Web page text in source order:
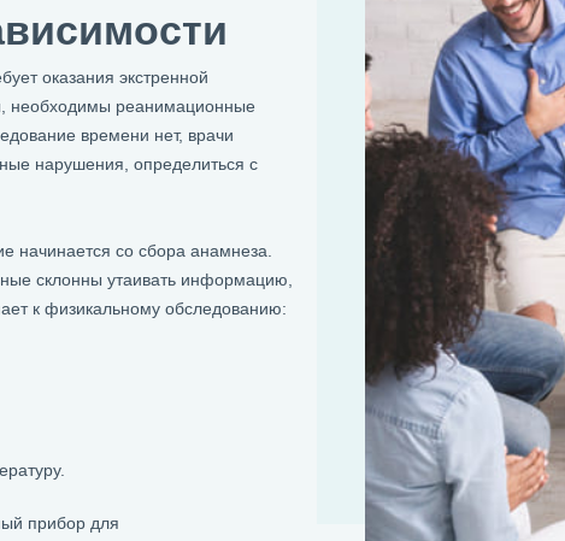
оказания экстренной
необходимы реанимационные
времени нет, врачи
нарушения, определиться с
начинается со сбора анамнеза.
склонны утаивать информацию,
к физикальному обследованию:
прибор для